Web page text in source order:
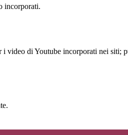
incorporati.
video di Youtube incorporati nei siti;